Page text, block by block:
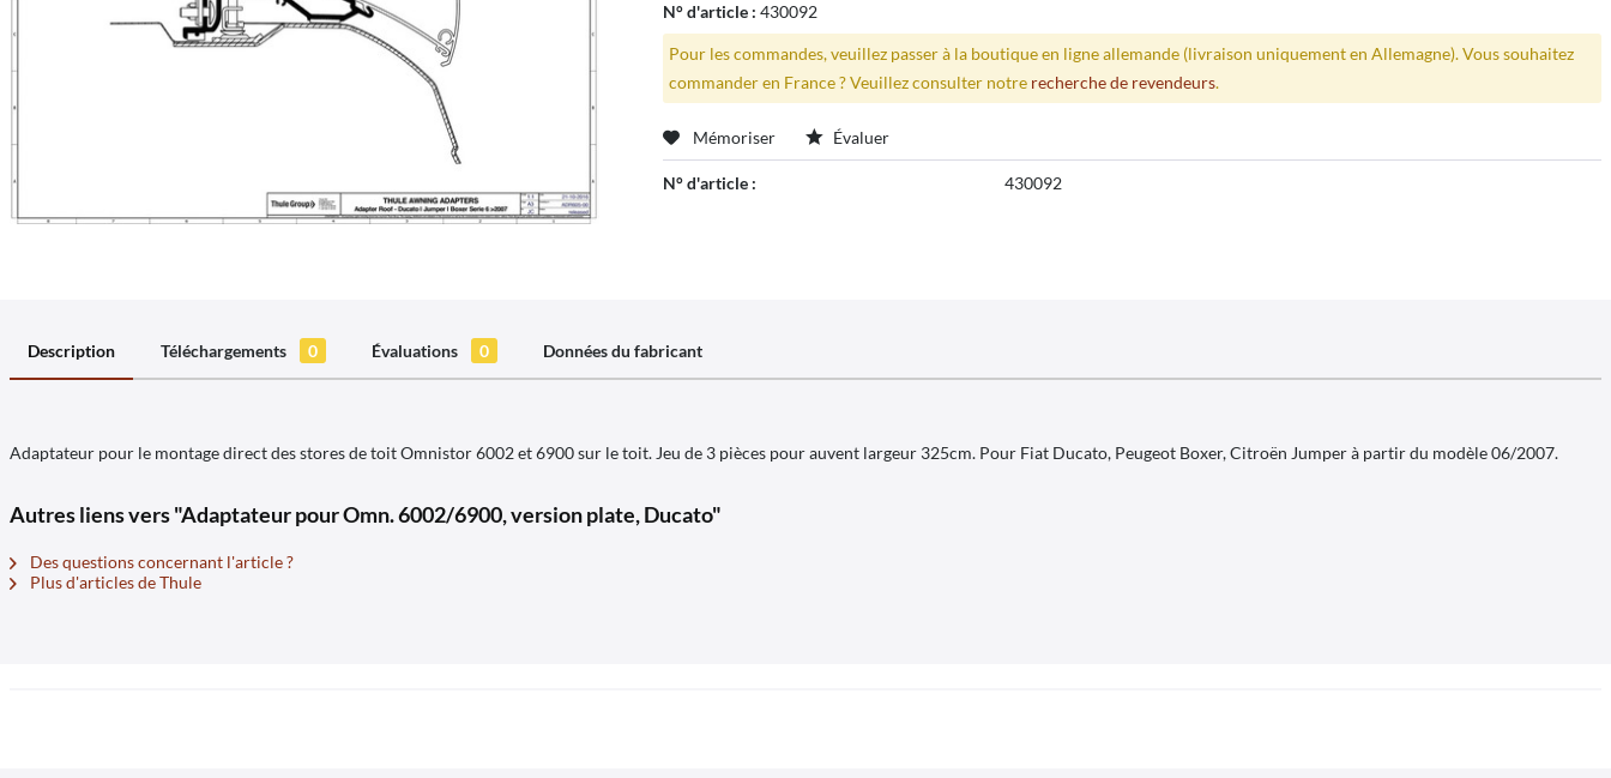
N° d'article : 430092
Pour les commandes, veuillez passer à la boutique en ligne allemande (livraison uniquement en Allemagne). Vous souhaitez
commander en France ? Veuillez consulter notre recherche de revendeurs.
Mémoriser Évaluer
N° d'article : 430092
Description Téléchargements 0 Évaluations 0 Données du fabricant
Adaptateur pour le montage direct des stores de toit Omnistor 6002 et 6900 sur le toit. Jeu de 3 pièces pour auvent largeur 325cm. Pour Fiat Ducato, Peugeot Boxer, Citroën Jumper à partir du modèle 06/2007.
Autres liens vers "Adaptateur pour Omn. 6002/6900, version plate, Ducato"
Des questions concernant l'article ?
Plus d'articles de Thule